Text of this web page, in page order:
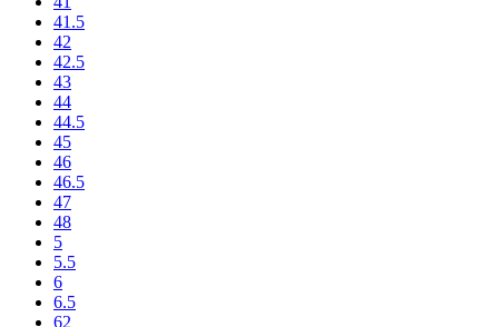
41.5
42
42.5
43
44
44.5
45
46
46.5
47
48
5
5.5
6
6.5
62